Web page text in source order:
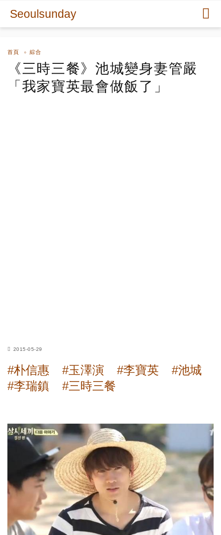
Seoulsunday
首頁 綜合
《三時三餐》池城變身妻管嚴
「我家寶英最會做飯了」
2015-05-29
#朴信惠 #玉澤演 #李寶英
#池城
#李瑞鎮
#三時三餐